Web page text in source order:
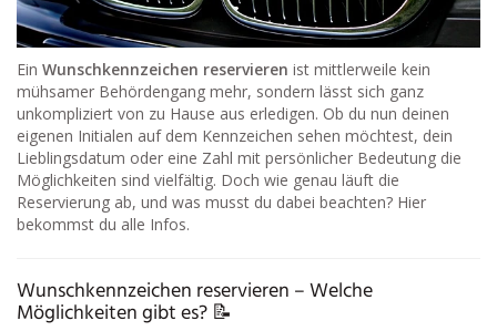
Ein Wunschkennzeichen reservieren ist mittlerweile kein
mühsamer Behördengang mehr, sondern lässt sich ganz
unkompliziert von zu Hause aus erledigen. Ob du nun deinen
eigenen Initialen auf dem Kennzeichen sehen möchtest, dein
Lieblingsdatum oder eine Zahl mit persönlicher Bedeutung die
Möglichkeiten sind vielfältig. Doch wie genau läuft die
Reservierung ab, und was musst du dabei beachten? Hier
bekommst du alle Infos.
Wunschkennzeichen reservieren – Welche
Möglichkeiten gibt es? 📝